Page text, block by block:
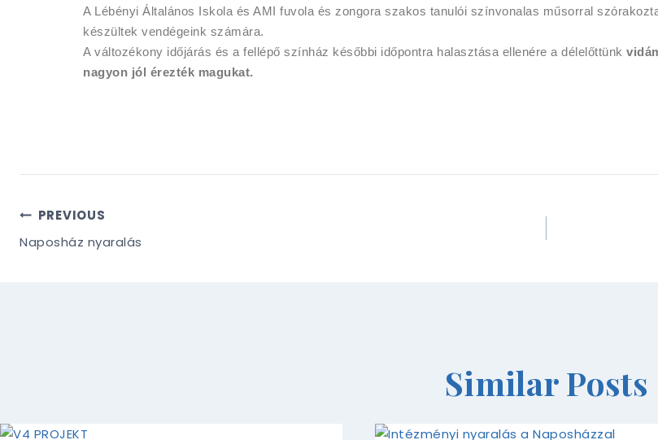
A Lébényi Általános Iskola és AMI fuvola és zongora szakos tanulói színvonalas műsorral
készültek vendégeink számára.
A változékony időjárás és a fellépő színház későbbi időpontra halasztása ellenére a délelőttünk
nagyon jól érezték magukat.
PREVIOUS
Naposház nyaralás
Similar Posts